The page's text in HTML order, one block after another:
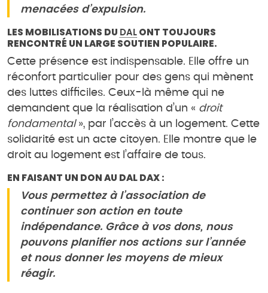
menacées d’expulsion.
LES MOBILISATIONS DU DAL ONT TOUJOURS
RENCONTRÉ UN LARGE SOUTIEN POPULAIRE.
Cette présence est indispensable. Elle offre un
réconfort particulier pour des gens qui mènent
des luttes difficiles. Ceux-là même qui ne
demandent que la réalisation d’un « droit
fondamental», par l’accès à un logement. Cette
solidarité est un acte citoyen. Elle montre que le
droit au logement est l’affaire de tous.
EN FAISANT UN DON AU DAL DAX :
Vous permettez à l’association de
continuer son action en toute
indépendance. Grâce à vos dons, nous
pouvons planifier nos actions sur l’année
et nous donner les moyens de mieux
réagir.